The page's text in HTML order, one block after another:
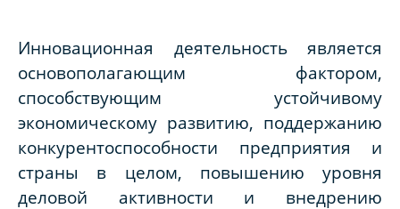
Инновационная деятельность является
основополагающим фактором,
способствующим устойчивому
экономическому развитию, поддержанию
конкурентоспособности предприятия и
страны в целом, повышению уровня
деловой активности и внедрению